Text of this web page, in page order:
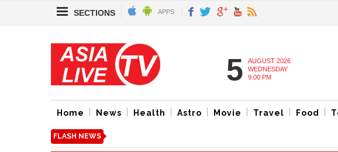
SECTIONS APPS
5
AUGUST 2026
WEDNESDAY
9:00 PM
Home News Health Astro Movie Travel Food
FLASH NEWS